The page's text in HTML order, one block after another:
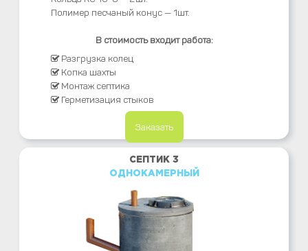
Полимер песчаный конус — 1шт.
В стоимость входит работа:
Разгрузка колец
Копка шахты
Монтаж септика
Герметизация стыков
Заказать
СЕПТИК 3
ОДНОКАМЕРНЫЙ